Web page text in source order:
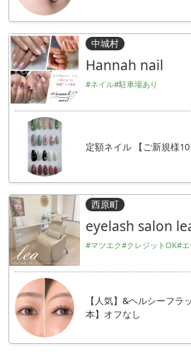
中城村
Hannah nail
#ネイル#駐車場あり
定額ネイル 【ご新規様10
西原町
eyelash salon
#マツエク#クレジットOK#エ
【人気】&ヘルシーフラ
本】オフなし